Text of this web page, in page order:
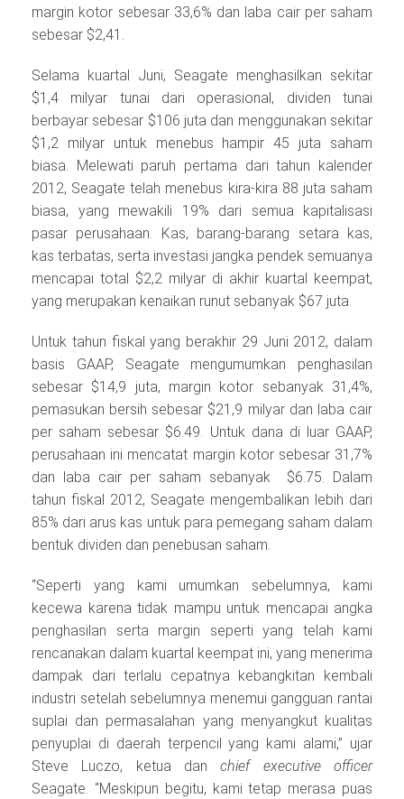
margin kotor sebesar 33,6% dan laba cair per saham
sebesar $2,41.
Selama kuartal Juni, Seagate menghasilkan sekitar
$1,4 milyar tunai dari operasional, dividen tunai
berbayar sebesar $106 juta dan menggunakan sekitar
$1,2 milyar untuk menebus hampir 45 juta saham
biasa. Melewati paruh pertama dari tahun kalender
2012, Seagate telah menebus kira-kira 88 juta saham
biasa, yang mewakili 19% dari semua kapitalisasi
pasar perusahaan. Kas, barang-barang setara kas,
kas terbatas, serta investasi jangka pendek semuanya
mencapai total $2,2 milyar di akhir kuartal keempat,
yang merupakan kenaikan runut sebanyak $67 juta.
Untuk tahun fiskal yang berakhir 29 Juni 2012, dalam
basis GAAP, Seagate mengumumkan penghasilan
sebesar $14,9 juta, margin kotor sebanyak 31,4%,
pemasukan bersih sebesar $21,9 milyar dan laba cair
per saham sebesar $6.49. Untuk dana di luar GAAP,
perusahaan ini mencatat margin kotor sebesar 31,7%
dan laba cair per saham sebanyak $6.75. Dalam
tahun fiskal 2012, Seagate mengembalikan lebih dari
85% dari arus kas untuk para pemegang saham dalam
bentuk dividen dan penebusan saham.
“Seperti yang kami umumkan sebelumnya, kami
kecewa karena tidak mampu untuk mencapai angka
penghasilan serta margin seperti yang telah kami
rencanakan dalam kuartal keempat ini, yang menerima
dampak dari terlalu cepatnya kebangkitan kembali
industri setelah sebelumnya menemui gangguan rantai
suplai dan permasalahan yang menyangkut kualitas
penyuplai di daerah terpencil yang kami alami,” ujar
Steve Luczo, ketua danchief executive officer
Seagate. “Meskipun begitu, kami tetap merasa puas